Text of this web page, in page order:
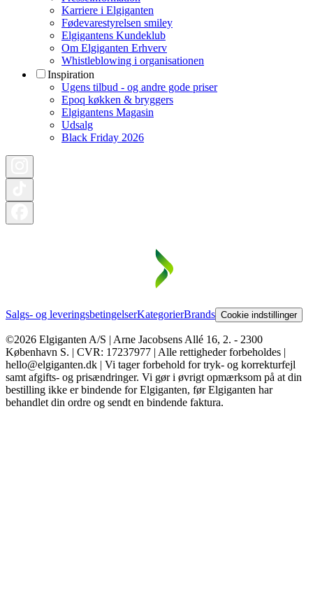
Karriere i Elgiganten
Fødevarestyrelsen smiley
Elgigantens Kundeklub
Om Elgiganten Erhverv
Whistleblowing i organisationen
Inspiration
Ugens tilbud - og andre gode priser
Epoq køkken & bryggers
Elgigantens Magasin
Udsalg
Black Friday 2026
Salgs- og leveringsbetingelserKategorierBrands Cookie indstillinger
©2026 Elgiganten A/S | Arne Jacobsens Allé 16, 2. - 2300
København S. | CVR: 17237977 | Alle rettigheder forbeholdes |
hello@elgiganten.dk | Vi tager forbehold for tryk- og korrekturfejl
samt afgifts- og prisændringer. Vi gør i øvrigt opmærksom på at din
bestilling ikke er bindende for Elgiganten, før Elgiganten har
behandlet din ordre og sendt en bindende faktura.